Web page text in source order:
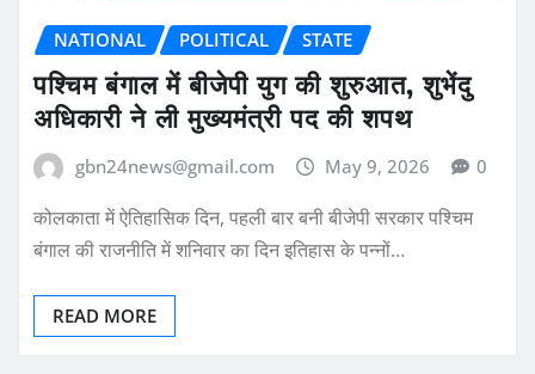
NATIONAL POLITICAL STATE
पश्चिम बंगाल में बीजेपी युग की शुरुआत, शुभेंदु
अधिकारी ने ली मुख्यमंत्री पद की शपथ
gbn24news@gmail.com May 9, 2026 0
कोलकाता में ऐतिहासिक दिन, पहली बार बनी बीजेपी सरकार पश्चिम
बंगाल की राजनीति में शनिवार का दिन इतिहास के पन्नों…
READ MORE